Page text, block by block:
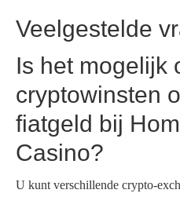
Veelgestelde
Is het mogelijk
cryptowinsten
fiatgeld bij
Casino?
U kunt verschillende crypto-